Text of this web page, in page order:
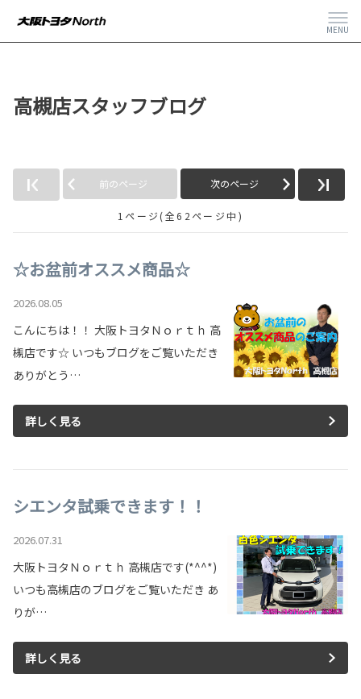
MENU
高槻店スタッフブログ
前のページ 次のページ
1ページ(全62ページ中)
☆お盆前オススメ商品☆
2026.08.05
こんにちは！！ 大阪トヨタＮｏｒｔｈ 高
槻店です☆ いつもブログをご覧いただき
ありがとう…
詳しく見る
シエンタ試乗できます！！
2026.07.31
大阪トヨタＮｏｒｔｈ 高槻店です(*^^*)
いつも高槻店のブログをご覧いただき あ
りが…
詳しく見る